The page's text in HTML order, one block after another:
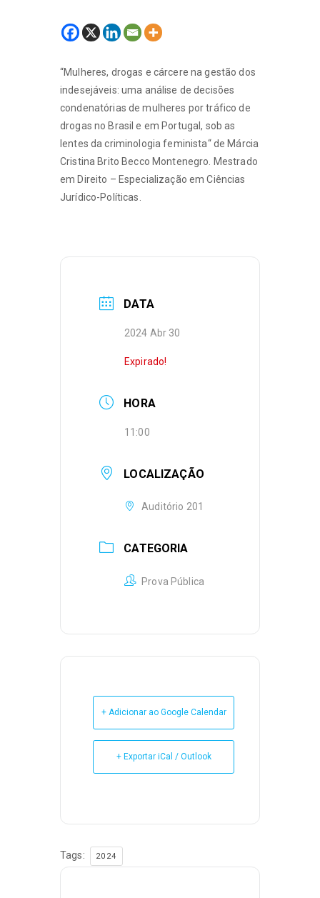
“Mulheres, drogas e cárcere na gestão dos
indesejáveis: uma análise de decisões
condenatórias de mulheres por tráfico de
drogas no Brasil e em Portugal, sob as
lentes da criminologia feminista“ de Márcia
Cristina Brito Becco Montenegro. Mestrado
em Direito – Especialização em Ciências
Jurídico-Políticas.
DATA
2024 Abr 30
Expirado!
HORA
11:00
LOCALIZAÇÃO
Auditório 201
CATEGORIA
Prova Pública
+ Adicionar ao Google Calendar
+ Exportar iCal / Outlook
Tags: 2024